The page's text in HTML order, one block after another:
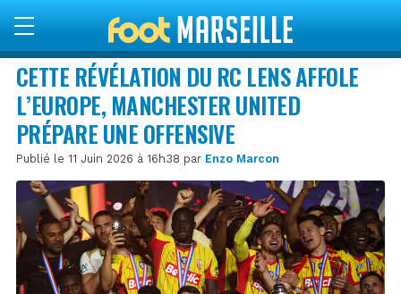
CETTE RÉVÉLATION DU RC LENS AFFOLE
L’EUROPE, MANCHESTER UNITED
PRÉPARE UNE OFFENSIVE
Publié le 11 Juin 2026 à 16h38 par Enzo Marcon